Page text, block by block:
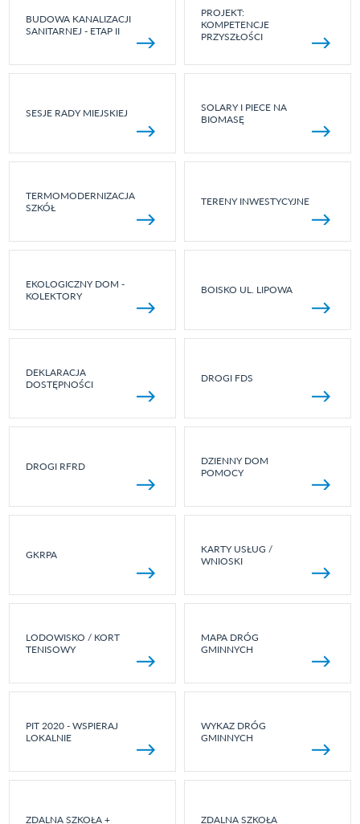
BUDOWA KANALIZACJI
SANITARNEJ - ETAP II
PROJEKT:
KOMPETENCJE
PRZYSZŁOŚCI
SESJE RADY MIEJSKIEJ
SOLARY I PIECE NA
BIOMASĘ
TERMOMODERNIZACJA
SZKÓŁ
TERENY INWESTYCYJNE
EKOLOGICZNY DOM -
KOLEKTORY
BOISKO UL. LIPOWA
DEKLARACJA
DOSTĘPNOŚCI
DROGI FDS
DROGI RFRD
DZIENNY DOM
POMOCY
GKRPA
KARTY USŁUG /
WNIOSKI
LODOWISKO / KORT
TENISOWY
MAPA DRÓG
GMINNYCH
PIT 2020 - WSPIERAJ
LOKALNIE
WYKAZ DRÓG
GMINNYCH
ZDALNA SZKOŁA + ZDALNA SZKOŁA